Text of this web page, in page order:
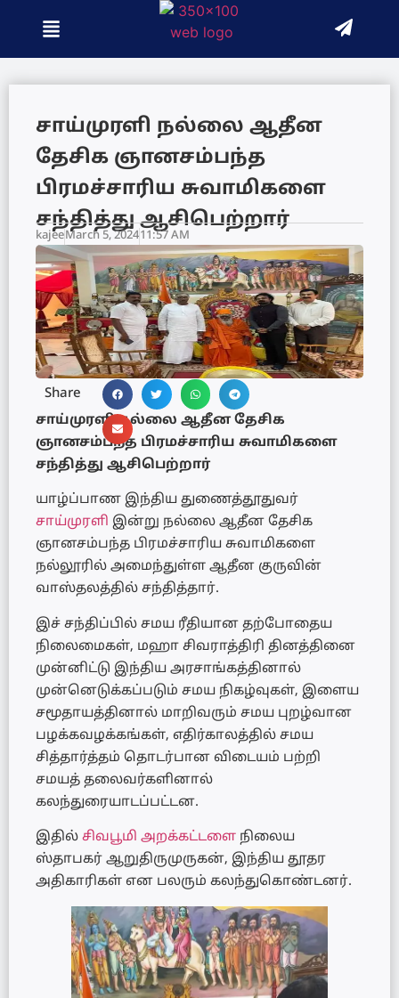
சாய்முரளி நல்லை ஆதீன
தேசிக ஞானசம்பந்த
பிரமச்சாரிய சுவாமிகளை
சந்தித்து ஆசிபெற்றார்
kajeeMarch 5, 202411:57 AM
Share
சாய்முரளி நல்லை ஆதீன தேசிக
ஞானசம்பந்த பிரமச்சாரிய சுவாமிகளை
சந்தித்து ஆசிபெற்றார்
யாழ்ப்பாண இந்திய துணைத்தூதுவர்
சாய்முரளி இன்று நல்லை ஆதீன தேசிக
ஞானசம்பந்த பிரமச்சாரிய சுவாமிகளை
நல்லூரில் அமைந்துள்ள ஆதீன குருவின்
வாஸ்தலத்தில் சந்தித்தார்.
இச் சந்திப்பில் சமய ரீதியான தற்போதைய
நிலைமைகள், மஹா சிவராத்திரி தினத்தினை
முன்னிட்டு இந்திய அரசாங்கத்தினால்
முன்னெடுக்கப்படும் சமய நிகழ்வுகள், இளைய
சமூதாயத்தினால் மாறிவரும் சமய புறழ்வான
பழக்கவழக்கங்கள், எதிர்காலத்தில் சமய
சித்தார்த்தம் தொடர்பான விடையம் பற்றி
சமயத் தலைவர்களினால்
கலந்துரையாடப்பட்டன.
இதில் சிவபூமி அறக்கட்டளை நிலைய
ஸ்தாபகர் ஆறுதிருமுருகன், இந்திய தூதர
அதிகாரிகள் என பலரும் கலந்துகொண்டனர்.